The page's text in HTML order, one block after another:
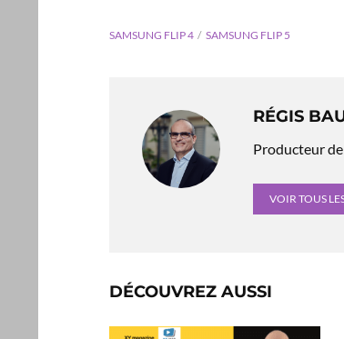
SAMSUNG FLIP 4 SAMSUNG FLIP 5
RÉGIS
Producteur
VOIR TOUS
DÉCOUVREZ AUSSI